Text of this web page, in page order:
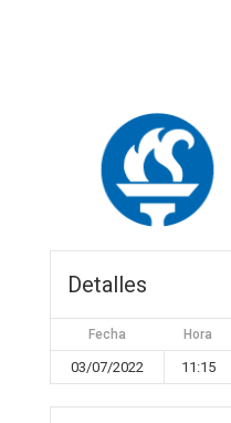
Detalles
Fecha Hora
03/07/2022 11:15